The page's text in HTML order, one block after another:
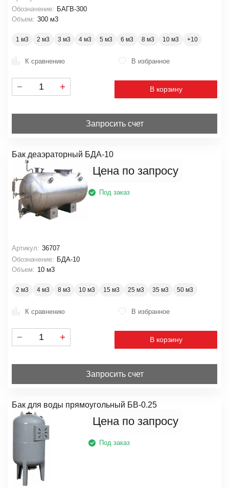
Обозначение: БАГВ-300
Объем: 300 м3
1 м3 2 м3 3 м3 4 м3 5 м3 6 м3 8 м3 10 м3
К сравнению В избранное
В корзину
Запросить счет
Бак деаэраторный БДА-10
Цена по запросу
Под заказ
Артикул: 36707
Обозначение: БДА-10
Объем: 10 м3
2 м3 4 м3 8 м3 10 м3 15 м3 25 м3 35 м3 50 м3
К сравнению В избранное
В корзину
Запросить счет
Бак для воды прямоугольный БВ-0.25
Цена по запросу
Под заказ